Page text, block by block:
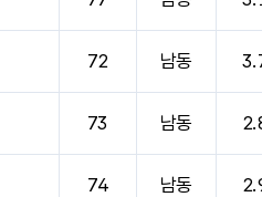
72 남동
73 남동
74 남동